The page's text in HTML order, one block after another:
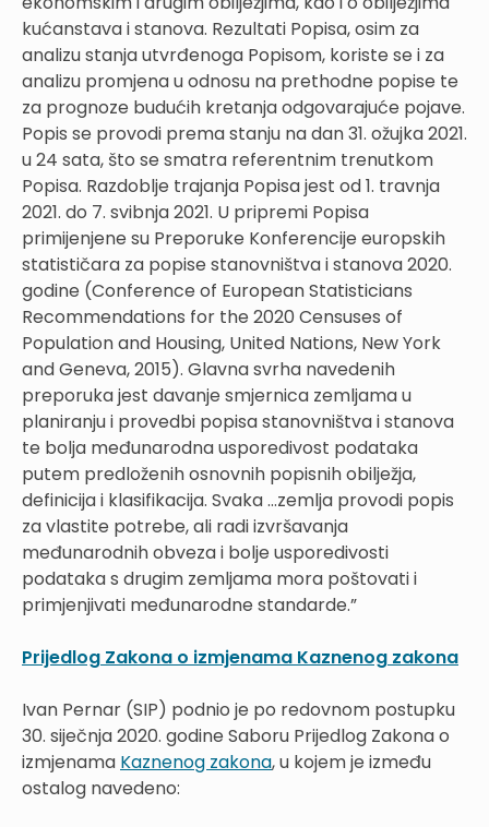
kućanstava i stanova. Rezultati Popisa, osim za
analizu stanja utvrđenoga Popisom, koriste se i za
analizu promjena u odnosu na prethodne popise te
za prognoze budućih kretanja odgovarajuće pojave.
Popis se provodi prema stanju na dan 31. ožujka 2021.
u 24 sata, što se smatra referentnim trenutkom
Popisa. Razdoblje trajanja Popisa jest od 1. travnja
2021. do 7. svibnja 2021. U pripremi Popisa
primijenjene su Preporuke Konferencije europskih
statističara za popise stanovništva i stanova 2020.
godine (Conference of European Statisticians
Recommendations for the 2020 Censuses of
Population and Housing, United Nations, New York
and Geneva, 2015). Glavna svrha navedenih
preporuka jest davanje smjernica zemljama u
planiranju i provedbi popisa stanovništva i stanova
te bolja međunarodna usporedivost podataka
putem predloženih osnovnih popisnih obilježja,
definicija i klasifikacija. Svaka ...zemlja provodi popis
za vlastite potrebe, ali radi izvršavanja
međunarodnih obveza i bolje usporedivosti
podataka s drugim zemljama mora poštovati i
primjenjivati međunarodne standarde.”
Prijedlog Zakona o izmjenama Kaznenog zakona
Ivan Pernar (SIP) podnio je po redovnom postupku
30. siječnja 2020. godine Saboru Prijedlog Zakona o
izmjenama Kaznenog zakona, u kojem je između
ostalog navedeno: